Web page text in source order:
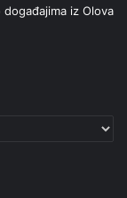
iz Olova